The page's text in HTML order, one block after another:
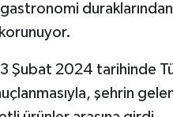
Şubat 2024 tarihinde
şehrin